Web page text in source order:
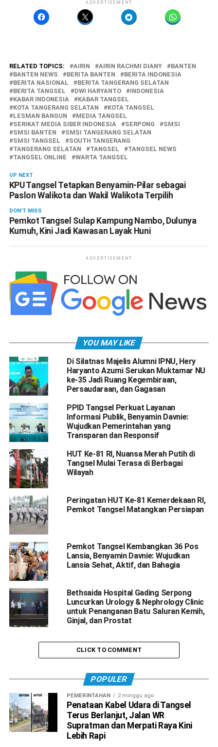
ADVERTISEMENT
RELATED TOPICS: AIRIN AIRIN RACHMI DIANY
BANTEN
BANTEN NEWS
BERITA BANTEN
BERITA INDONESIA
BERITA NASIONAL
BERITA TANGERANG SELATAN
BERITA TANGSEL
DWI HARYANTO
INDONESIA
KABAR INDONESIA
KABAR TANGSEL
KOTA TANGERANG SELATAN
KOTA TANGSEL
LESMAN BANGUN
MEDIA TANGSEL
SERIKAT MEDIA SIBER INDONESIA
SERPONG
SMSI
SMSI BANTEN
SMSI TANGERANG SELATAN
SMSI TANGSEL
SOUTH TANGERANG
TANGERANG SELATAN
TANGSEL
TANGSEL NEWS
TANGSEL ONLINE
WARTA TANGSEL
UP NEXT
KPU Tangsel Tetapkan Benyamin-Pilar sebagai
Paslon Walikota dan Wakil Walikota Terpilih
DON'T MISS
Pemkot Tangsel Sulap Kampung Nambo, Dulunya
Kumuh, Kini Jadi Kawasan Layak Huni
ADVERTISEMENT
YOU MAY LIKE
Di Silatnas Majelis Alumni IPNU, Hery
Haryanto Azumi Serukan Muktamar NU
ke-35 Jadi Ruang Kegembiraan,
Persaudaraan, dan Gagasan
PPID Tangsel Perkuat Layanan
Informasi Publik, Benyamin Davnie:
Wujudkan Pemerintahan yang
Transparan dan Responsif
HUT Ke-81 RI, Nuansa Merah Putih di
Tangsel Mulai Terasa di Berbagai
Wilayah
Peringatan HUT Ke-81 Kemerdekaan RI,
Pemkot Tangsel Matangkan Persiapan
Pemkot Tangsel Kembangkan 36 Pos
Lansia, Benyamin Davnie: Wujudkan
Lansia Sehat, Aktif, dan Bahagia
Bethsaida Hospital Gading Serpong
Luncurkan Urology & Nephrology Clinic
untuk Penanganan Batu Saluran Kemih,
Ginjal, dan Prostat
CLICK TO COMMENT
POPULER
PEMERINTAHAN 2 minggu ago
Penataan Kabel Udara di Tangsel
Terus Berlanjut, Jalan WR
Supratman dan Merpati Raya Kini
Lebih Rapi